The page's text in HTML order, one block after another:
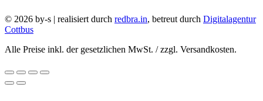
© 2026 by-s | realisiert durch redbra.in, betreut durch Digitalagentur
Cottbus
Alle Preise inkl. der gesetzlichen MwSt. / zzgl. Versandkosten.